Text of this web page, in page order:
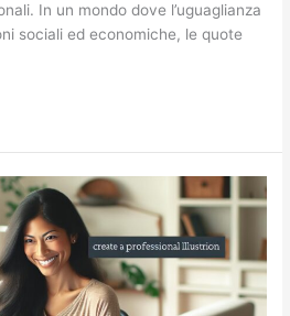
In un mondo dove l’uguaglianza
sociali ed economiche, le quote